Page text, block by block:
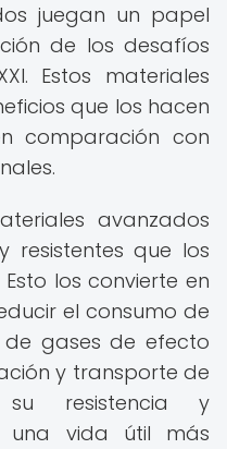
juegan un papel
de los desafíos
Estos materiales
que los hacen
comparación con
avanzados
resistentes que los
los convierte en
el consumo de
de gases de efecto
y transporte de
su resistencia y
una vida útil más